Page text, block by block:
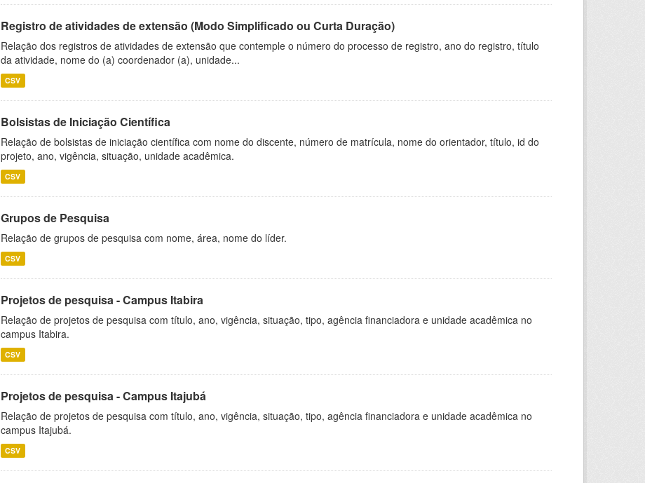
Registro de atividades de extensão (Modo Simplificado ou Curta Duração)
Relação dos registros de atividades de extensão que contemple o número do processo de registro, ano do registro, título
da atividade, nome do (a) coordenador (a), unidade...
CSV
Bolsistas de Iniciação Científica
Relação de bolsistas de iniciação científica com nome do discente, número de matrícula, nome do orientador, título, id do
projeto, ano, vigência, situação, unidade acadêmica.
CSV
Grupos de Pesquisa
Relação de grupos de pesquisa com nome, área, nome do líder.
CSV
Projetos de pesquisa - Campus Itabira
Relação de projetos de pesquisa com título, ano, vigência, situação, tipo, agência financiadora e unidade acadêmica no
campus Itabira.
CSV
Projetos de pesquisa - Campus Itajubá
Relação de projetos de pesquisa com título, ano, vigência, situação, tipo, agência financiadora e unidade acadêmica no
campus Itajubá.
CSV